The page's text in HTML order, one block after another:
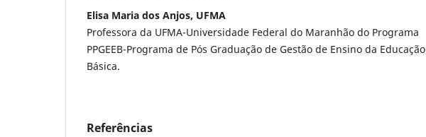
Elisa Maria dos Anjos, UFMA
Professora da UFMA-Universidade Federal do Maranhão do Programa
PPGEEB-Programa de Pós Graduação de Gestão de Ensino da Educação
Básica.
Referências